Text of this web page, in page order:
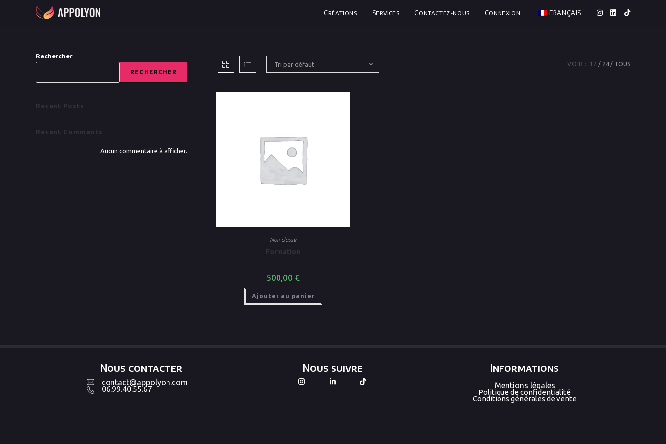
Créations Services Contactez-nous Connexion FRANÇAIS
Tri par défaut VOIR : 12 24 TOUS
Non classé
Formation
500,00€
Ajouter au panier
Rechercher
RECHERCHER
Recent Posts
Recent Comments
Aucun commentaire à afficher.
Nous contacter Nous suivre Informations
contact@appolyon.com
06.99.40.55.67 Mentions légales
Politique de confidentialité
Conditions générales de vente